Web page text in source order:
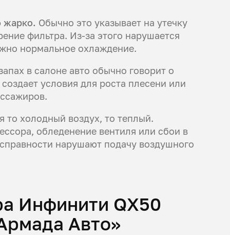
жарко. Обычно это указывает на утечку
фильтра. Из-за этого нарушается
нормальное охлаждение.
в салоне авто обычно говорит о
условия для роста плесени или
то холодный воздух, то теплый.
обледенение вентиля или сбои в
нарушают подачу воздушного
Инфинити QX50
Авто»